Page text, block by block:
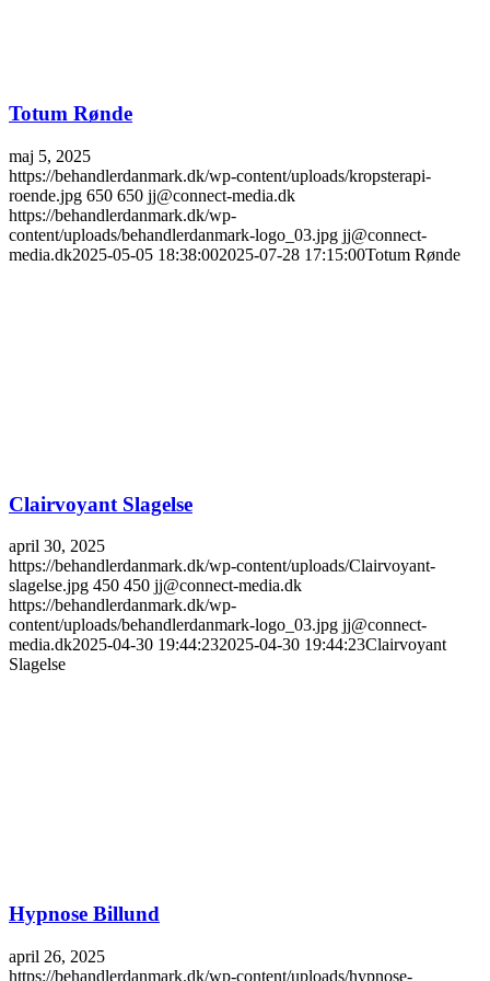
Totum Rønde
maj 5, 2025
https://behandlerdanmark.dk/wp-content/uploads/kropsterapi-
roende.jpg 650 650 jj@connect-media.dk
https://behandlerdanmark.dk/wp-
content/uploads/behandlerdanmark-logo_03.jpg jj@connect-
media.dk2025-05-05 18:38:002025-07-28 17:15:00Totum Rønde
Clairvoyant Slagelse
april 30, 2025
https://behandlerdanmark.dk/wp-content/uploads/Clairvoyant-
slagelse.jpg 450 450 jj@connect-media.dk
https://behandlerdanmark.dk/wp-
content/uploads/behandlerdanmark-logo_03.jpg jj@connect-
media.dk2025-04-30 19:44:232025-04-30 19:44:23Clairvoyant
Slagelse
Hypnose Billund
april 26, 2025
https://behandlerdanmark.dk/wp-content/uploads/hypnose-